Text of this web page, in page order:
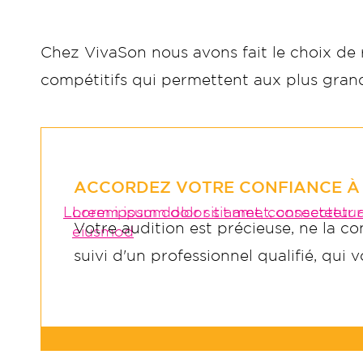
Lorem ipsum dolor sit amet, consectetur
Lorem ipsum dolor sit amet,
eiusmod
Chez VivaSon nous avons fait le choix
compétitifs qui permettent aux plus
ACCORDEZ VOTRE CONFIANCE À
Votre audition est précieuse, ne la
suivi d'un professionnel qualifié, qui